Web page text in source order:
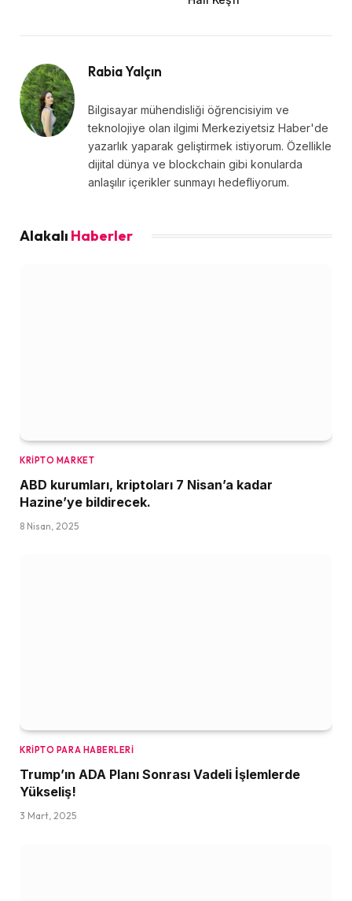
Rabia Yalçın
Bilgisayar mühendisliği öğrencisiyim ve
teknolojiye olan ilgimi Merkeziyetsiz Haber'de
yazarlık yaparak geliştirmek istiyorum. Özellikle
dijital dünya ve blockchain gibi konularda
anlaşılır içerikler sunmayı hedefliyorum.
Alakalı Haberler
KRIPTO MARKET
ABD kurumları, kriptoları 7 Nisan’a kadar
Hazine’ye bildirecek.
8 Nisan, 2025
KRIPTO PARA HABERLERI
Trump’ın ADA Planı Sonrası Vadeli İşlemlerde
Yükseliş!
3 Mart, 2025